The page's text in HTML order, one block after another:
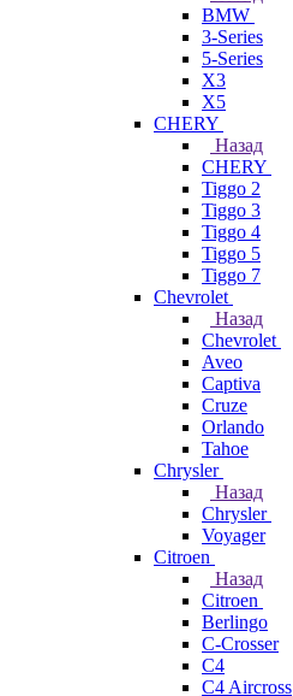
BMW
3-Series
5-Series
X3
X5
CHERY
Назад
CHERY
Tiggo 2
Tiggo 3
Tiggo 4
Tiggo 5
Tiggo 7
Chevrolet
Назад
Chevrolet
Aveo
Captiva
Cruze
Orlando
Tahoe
Chrysler
Назад
Chrysler
Voyager
Citroen
Назад
Citroen
Berlingo
C-Crosser
C4
C4 Aircross